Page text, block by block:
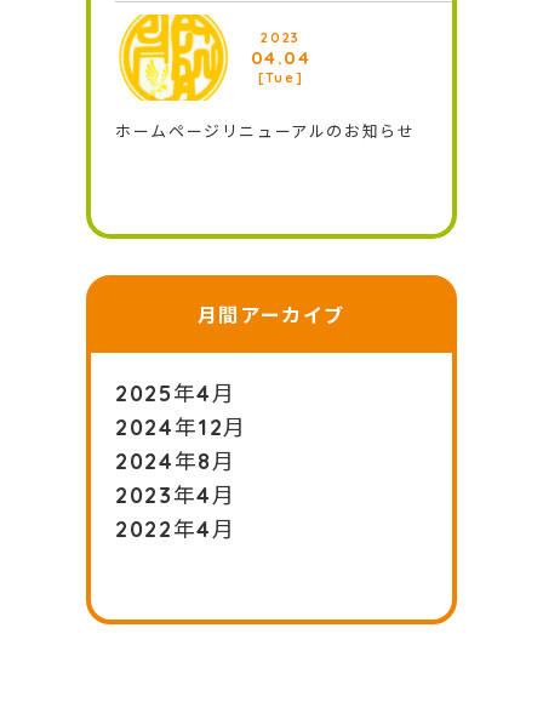
2023
04.04
[Tue]
ホームページリニューアルのお知らせ
月間アーカイブ
2025年4月
2024年12月
2024年8月
2023年4月
2022年4月